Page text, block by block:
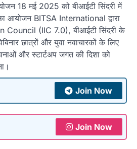
18 मई 2025 को बीआईटी सिंदरी में
आयोजन BITSA International द्वारा
Council (IIC 7.0), बीआईटी सिंदरी के
छात्रों और युवा नवाचारकों के लिए
और स्टार्टअप जगत की दिशा को
Join Now
Join Now